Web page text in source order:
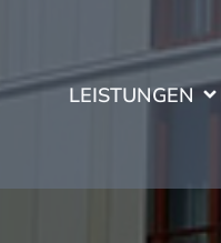
LEISTUNGEN